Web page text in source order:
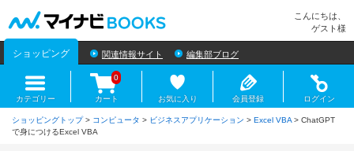
こんにちは、
ゲスト様
ショッピング 関連情報サイト 編集部ブログ
カテゴリー カート
0
お気に入り 会員登録 ログイン
ショッピングトップ> コンピュータ > ビジネスアプリケーション > Excel VBA > ChatGPT
で身につけるExcel VBA